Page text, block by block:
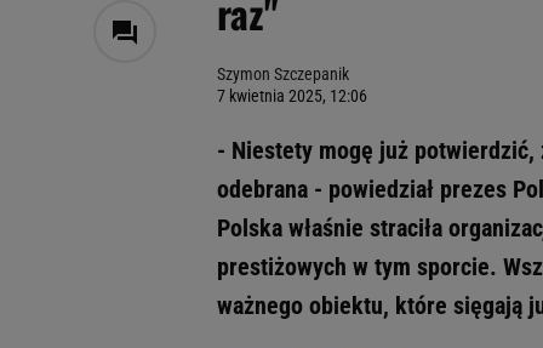
raz"
Szymon Szczepanik
7 kwietnia 2025, 12:06
- Niestety mogę już potwierdzić,
odebrana - powiedział prezes
Polska właśnie straciła
prestiżowych w tym sporcie.
ważnego obiektu, które sięgają